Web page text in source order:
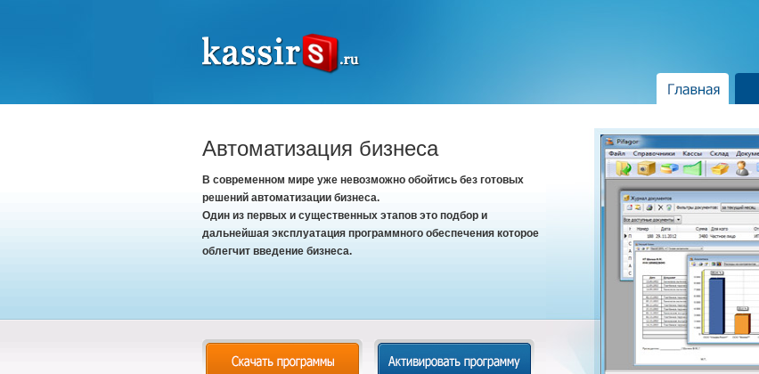
Главная
Автоматизация бизнеса
В современном мире уже невозможно обойтись без готовых
решений автоматизации бизнеса.
Один из первых и существенных этапов это подбор и
дальнейшая эксплуатация программного обеспечения которое
облегчит введение бизнеса.